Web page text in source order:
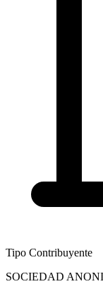
Tipo Contribuyente
SOCIEDAD